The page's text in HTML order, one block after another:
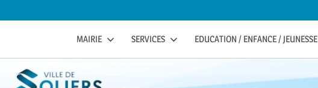
SOLIERS.FR
soliers
MAIRIE SERVICES EDUCATION / ENFANCE / JEUNESSE